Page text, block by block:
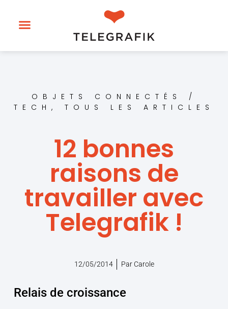
OBJETS CONNECTÉS /
TECH , TOUS LES ARTICLES
12 bonnes
raisons de
travailler avec
Telegrafik !
12/05/2014 ParCarole
Relais de croissance